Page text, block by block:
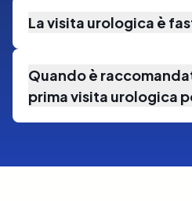
La visita urologica è
Quando è
prima visita urologica